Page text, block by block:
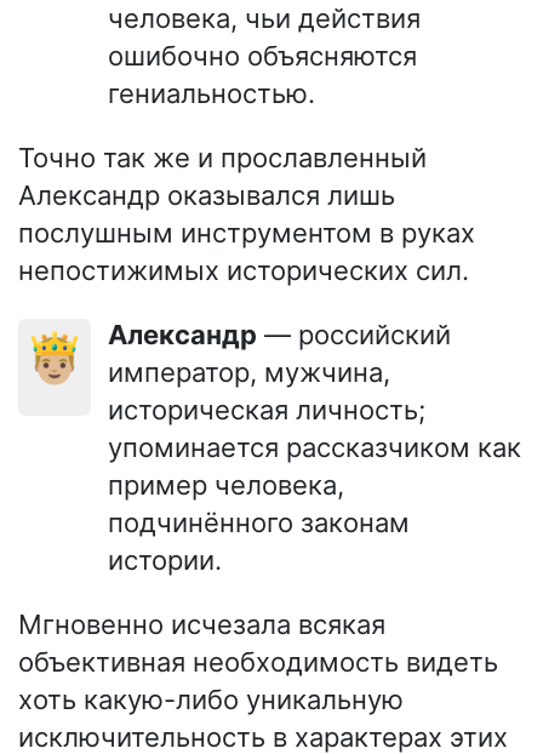
человека, чьи действия
ошибочно объясняются
гениальностью.
Точно так же и прославленный
Александр оказывался лишь
послушным инструментом в руках
непостижимых исторических сил.
🤴🏼 Александр — российский
император, мужчина,
историческая личность;
упоминается рассказчиком как
пример человека,
подчинённого законам
истории.
Мгновенно исчезала всякая
объективная необходимость видеть
хоть какую-либо уникальную
исключительность в характерах этих